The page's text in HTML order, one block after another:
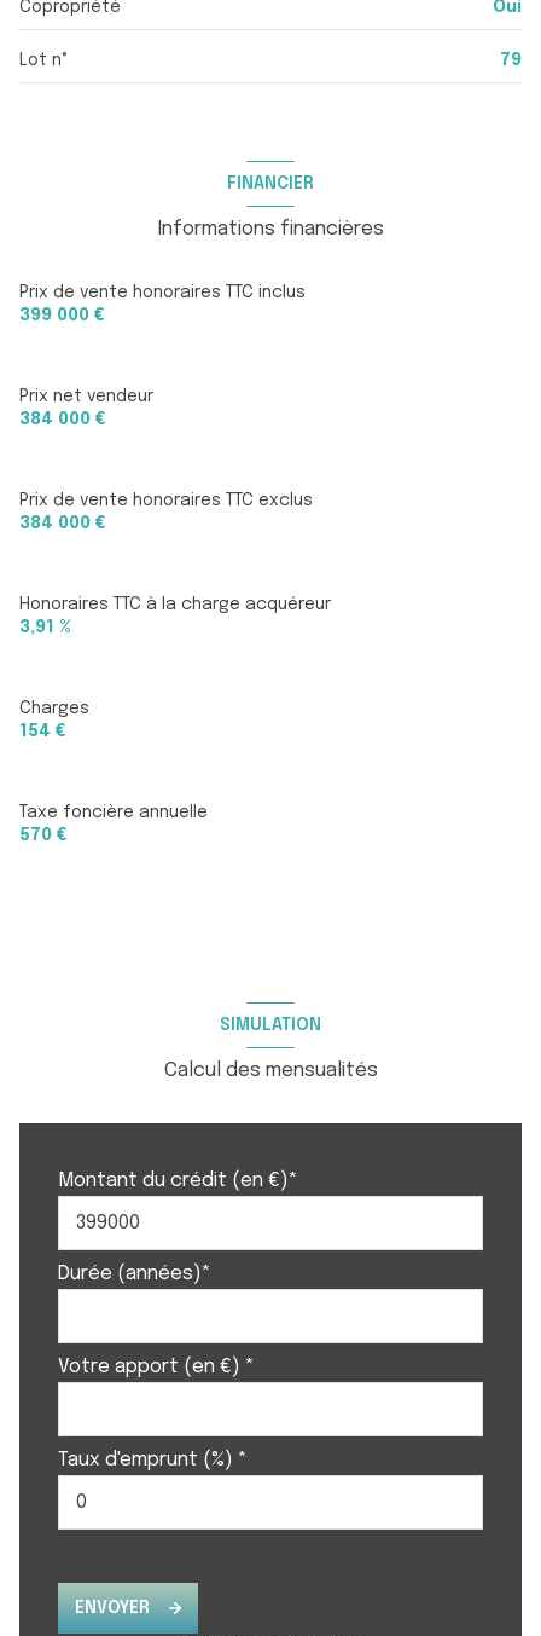
Copropriété Oui
Lot n° 79
FINANCIER
Informations financières
Prix de vente honoraires TTC inclus
399 000 €
Prix net vendeur
384 000 €
Prix de vente honoraires TTC exclus
384 000 €
Honoraires TTC à la charge acquéreur
3,91 %
Charges
154 €
Taxe foncière annuelle
570 €
SIMULATION
Calcul des mensualités
Montant du crédit (en €)*
Durée (années)*
Votre apport (en €) *
Taux d'emprunt (%) *
ENVOYER